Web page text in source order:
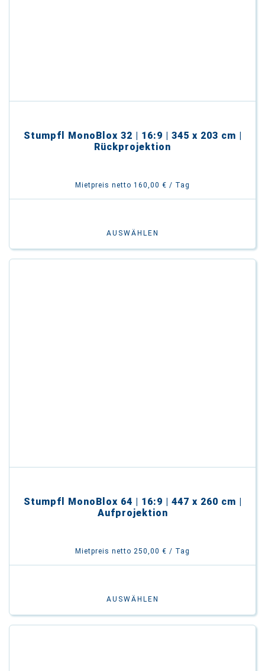
Stumpfl MonoBlox 32 | 16:9 | 345 x 203 cm |
Rückprojektion
Mietpreis netto 160,00 € / Tag
AUSWÄHLEN
Stumpfl MonoBlox 64 | 16:9 | 447 x 260 cm |
Aufprojektion
Mietpreis netto 250,00 € / Tag
AUSWÄHLEN